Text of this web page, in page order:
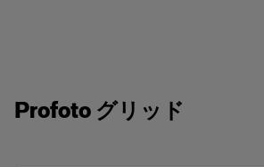
Profoto グリッド